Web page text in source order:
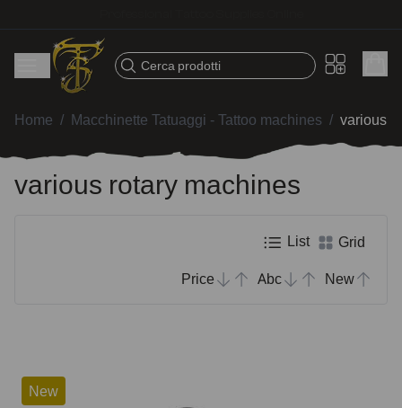
Cerca prodotti
Home / Macchinette Tatuaggi - Tattoo machines / various
various rotary machines
List Grid
Price Abc New
New